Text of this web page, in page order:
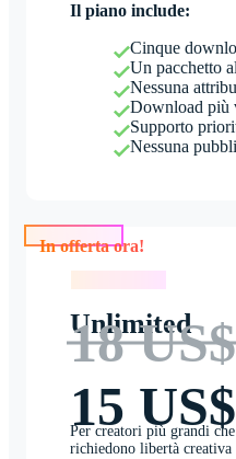
Il piano include:
Cinque
Un pacchetto
Nessuna
Download più
Supporto
Nessuna
Unlimited
18 US$
15 US$
Per creatori più grandi
richiedono libertà creativa